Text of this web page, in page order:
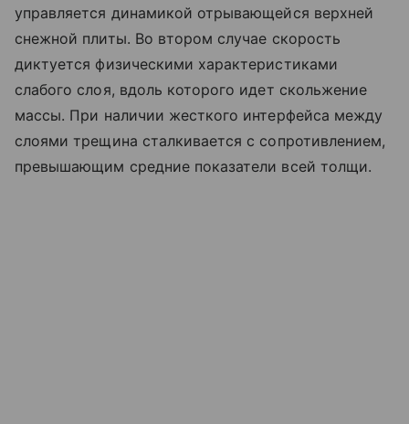
управляется динамикой отрывающейся верхней
снежной плиты. Во втором случае скорость
диктуется физическими характеристиками
слабого слоя, вдоль которого идет скольжение
массы. При наличии жесткого интерфейса между
слоями трещина сталкивается с сопротивлением,
превышающим средние показатели всей толщи.